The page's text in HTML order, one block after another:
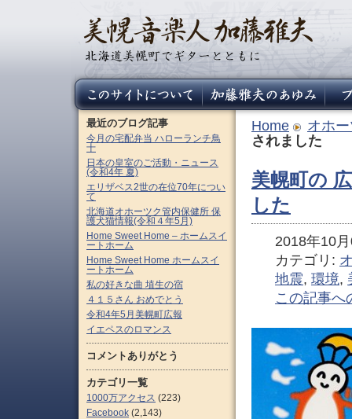
Home
オホ
されました
美幌町の
した
2018年10
カテゴリ:
地震, 環境,
この記事へ
最近のブログ記事
今月の宅配弁当 ハローランチ鳥
十
日本の皇室のご活動・ニュース
(令和4年 夏)
エリザベス2世の在位70年につい
て
北海道オホーツク管内保健所 保
護犬猫情報(令和４年5月)
Home Sweet Home – ホームスイ
ートホーム
Home Sweet Home ホームスイ
ートホーム
私の好きな曲 埴生の宿
４１５さん おめでとう
令和4年5月美幌町広報
イエペスのロマンス
コメントありがとう
カテゴリ一覧
1000万アクセス (223)
Facebook (2,143)